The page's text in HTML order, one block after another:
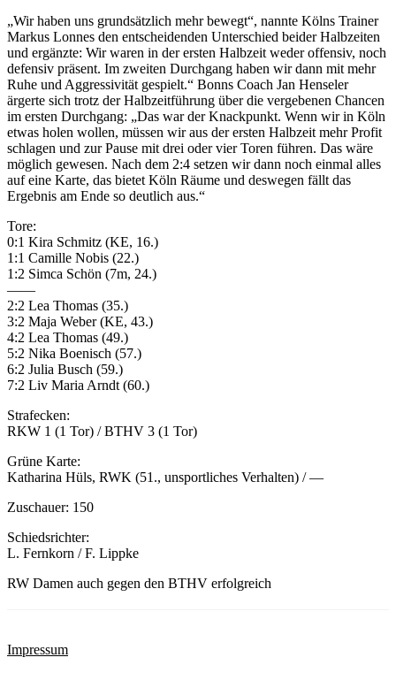
„Wir haben uns grundsätzlich mehr bewegt“, nannte Kölns Trainer
Markus Lonnes den entscheidenden Unterschied beider Halbzeiten
und ergänzte: Wir waren in der ersten Halbzeit weder offensiv, noch
defensiv präsent. Im zweiten Durchgang haben wir dann mit mehr
Ruhe und Aggressivität gespielt.“ Bonns Coach Jan Henseler
ärgerte sich trotz der Halbzeitführung über die vergebenen Chancen
im ersten Durchgang: „Das war der Knackpunkt. Wenn wir in Köln
etwas holen wollen, müssen wir aus der ersten Halbzeit mehr Profit
schlagen und zur Pause mit drei oder vier Toren führen. Das wäre
möglich gewesen. Nach dem 2:4 setzen wir dann noch einmal alles
auf eine Karte, das bietet Köln Räume und deswegen fällt das
Ergebnis am Ende so deutlich aus.“
Tore:
0:1 Kira Schmitz (KE, 16.)
1:1 Camille Nobis (22.)
1:2 Simca Schön (7m, 24.)
——
2:2 Lea Thomas (35.)
3:2 Maja Weber (KE, 43.)
4:2 Lea Thomas (49.)
5:2 Nika Boenisch (57.)
6:2 Julia Busch (59.)
7:2 Liv Maria Arndt (60.)
Strafecken:
RKW 1 (1 Tor) / BTHV 3 (1 Tor)
Grüne Karte:
Katharina Hüls, RWK (51., unsportliches Verhalten) / —
Zuschauer: 150
Schiedsrichter:
L. Fernkorn / F. Lippke
RW Damen auch gegen den BTHV erfolgreich
Impressum